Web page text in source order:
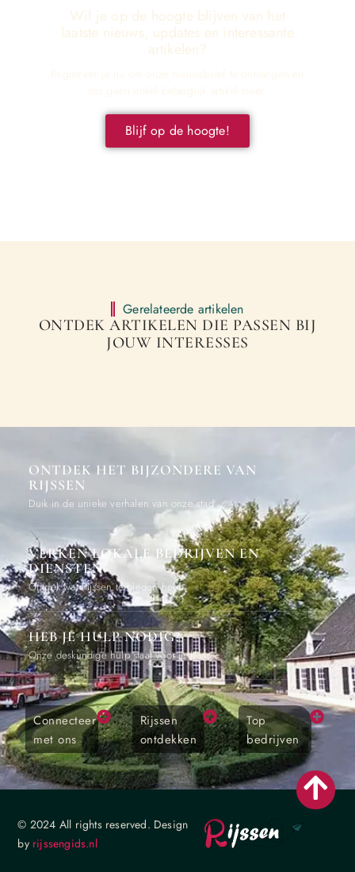
Wil je op de hoogte blijven van het
laatste nieuws, updates en interessante
artikelen?
Registreer je nu om onze nieuwsbrief te ontvangen en
mis geen enkel belangrijk artikel meer.
Blijf op de hoogte!
Gerelateerde artikelen
ONTDEK ARTIKELEN DIE PASSEN BIJ
JOUW INTERESSES
ONTDEK HET BIJZONDERE VAN
RIJSSEN
Duik in de unieke verhalen van onze stad
VERKEN LOKALE BEDRIJVEN EN
DIENSTEN
Ontdek wat Rijssen te bieden heeft
HEB JE HULP NODIG?
Onze deskundige hulp staat voor je klaar
Connecteer
met ons
Rijssen
ontdekken
Top
bedrijven
© 2024 All rights reserved. Design
by rijssengids.nl